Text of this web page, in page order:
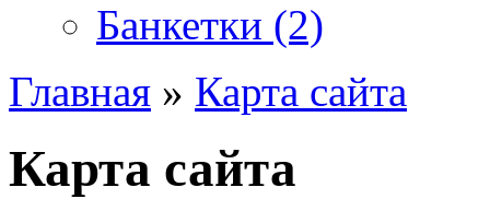
Банкетки (2)
Главная » Карта сайта
Карта сайта